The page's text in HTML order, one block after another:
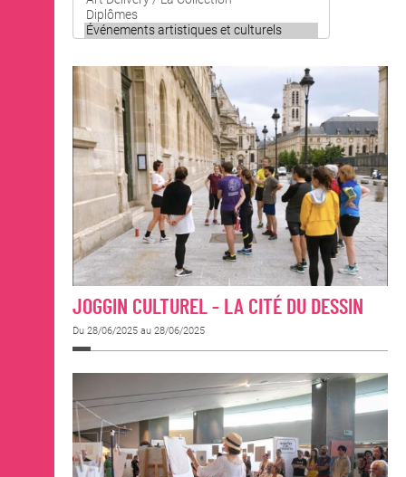
Les Alumni·ae
CONTACTS
JOGGIN CULTUREL - LA CITÉ DU DESSIN
Du 28/06/2025 au 28/06/2025